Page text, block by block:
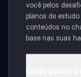
você pelos
planos de
conteúdos no
base nas suas